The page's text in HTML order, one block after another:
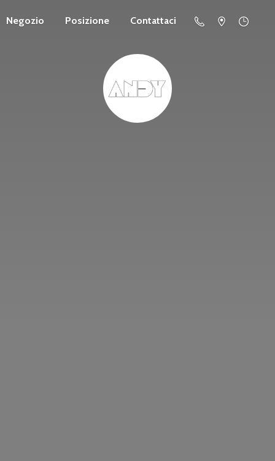
Negozio Posizione Contattaci